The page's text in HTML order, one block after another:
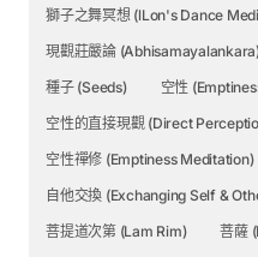
獅子之舞冥想 (lLon's Dance
現觀莊嚴論
種子 (Seeds)
空性
空性的直接現觀 (Direct
空性禪修 (Emptiness Meditation)
自他交換 (Exchanging Self &
菩提道次第 (Lam Rim)
菩薩